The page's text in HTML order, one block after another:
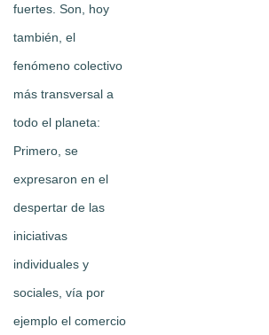
fuertes. Son, hoy
también, el
fenómeno colectivo
más transversal a
todo el planeta:
Primero, se
expresaron en el
despertar de las
iniciativas
individuales y
sociales, vía por
ejemplo el comercio